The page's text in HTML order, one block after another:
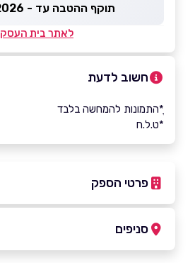
תוקף ההטבה עד - 09.09.2026
לאתר בית העסק
חשוב לדעת
ָ*התמונות להמחשה בלבד
*ט.ל.ח
פרטי הספק
באתר בפייסבוק
סניפים